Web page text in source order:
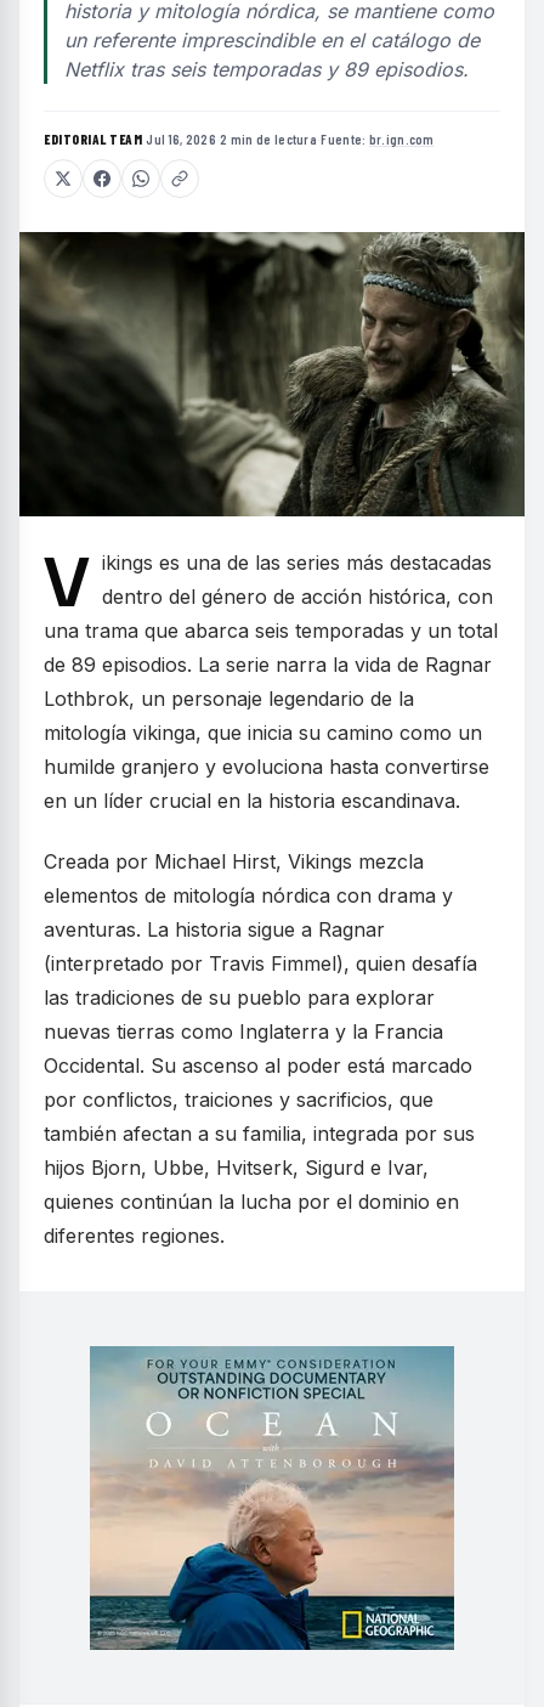
historia y mitología nórdica, se mantiene como
un referente imprescindible en el catálogo de
Netflix tras seis temporadas y 89 episodios.
EDITORIAL TEAM·Jul 16, 2026·2 min de lectura·Fuente: br.ign.com
V ikings es una de las series más destacadas
dentro del género de acción histórica, con
una trama que abarca seis temporadas y un total
de 89 episodios. La serie narra la vida de Ragnar
Lothbrok, un personaje legendario de la
mitología vikinga, que inicia su camino como un
humilde granjero y evoluciona hasta convertirse
en un líder crucial en la historia escandinava.
Creada por Michael Hirst, Vikings mezcla
elementos de mitología nórdica con drama y
aventuras. La historia sigue a Ragnar
(interpretado por Travis Fimmel), quien desafía
las tradiciones de su pueblo para explorar
nuevas tierras como Inglaterra y la Francia
Occidental. Su ascenso al poder está marcado
por conflictos, traiciones y sacrificios, que
también afectan a su familia, integrada por sus
hijos Bjorn, Ubbe, Hvitserk, Sigurd e Ivar,
quienes continúan la lucha por el dominio en
diferentes regiones.